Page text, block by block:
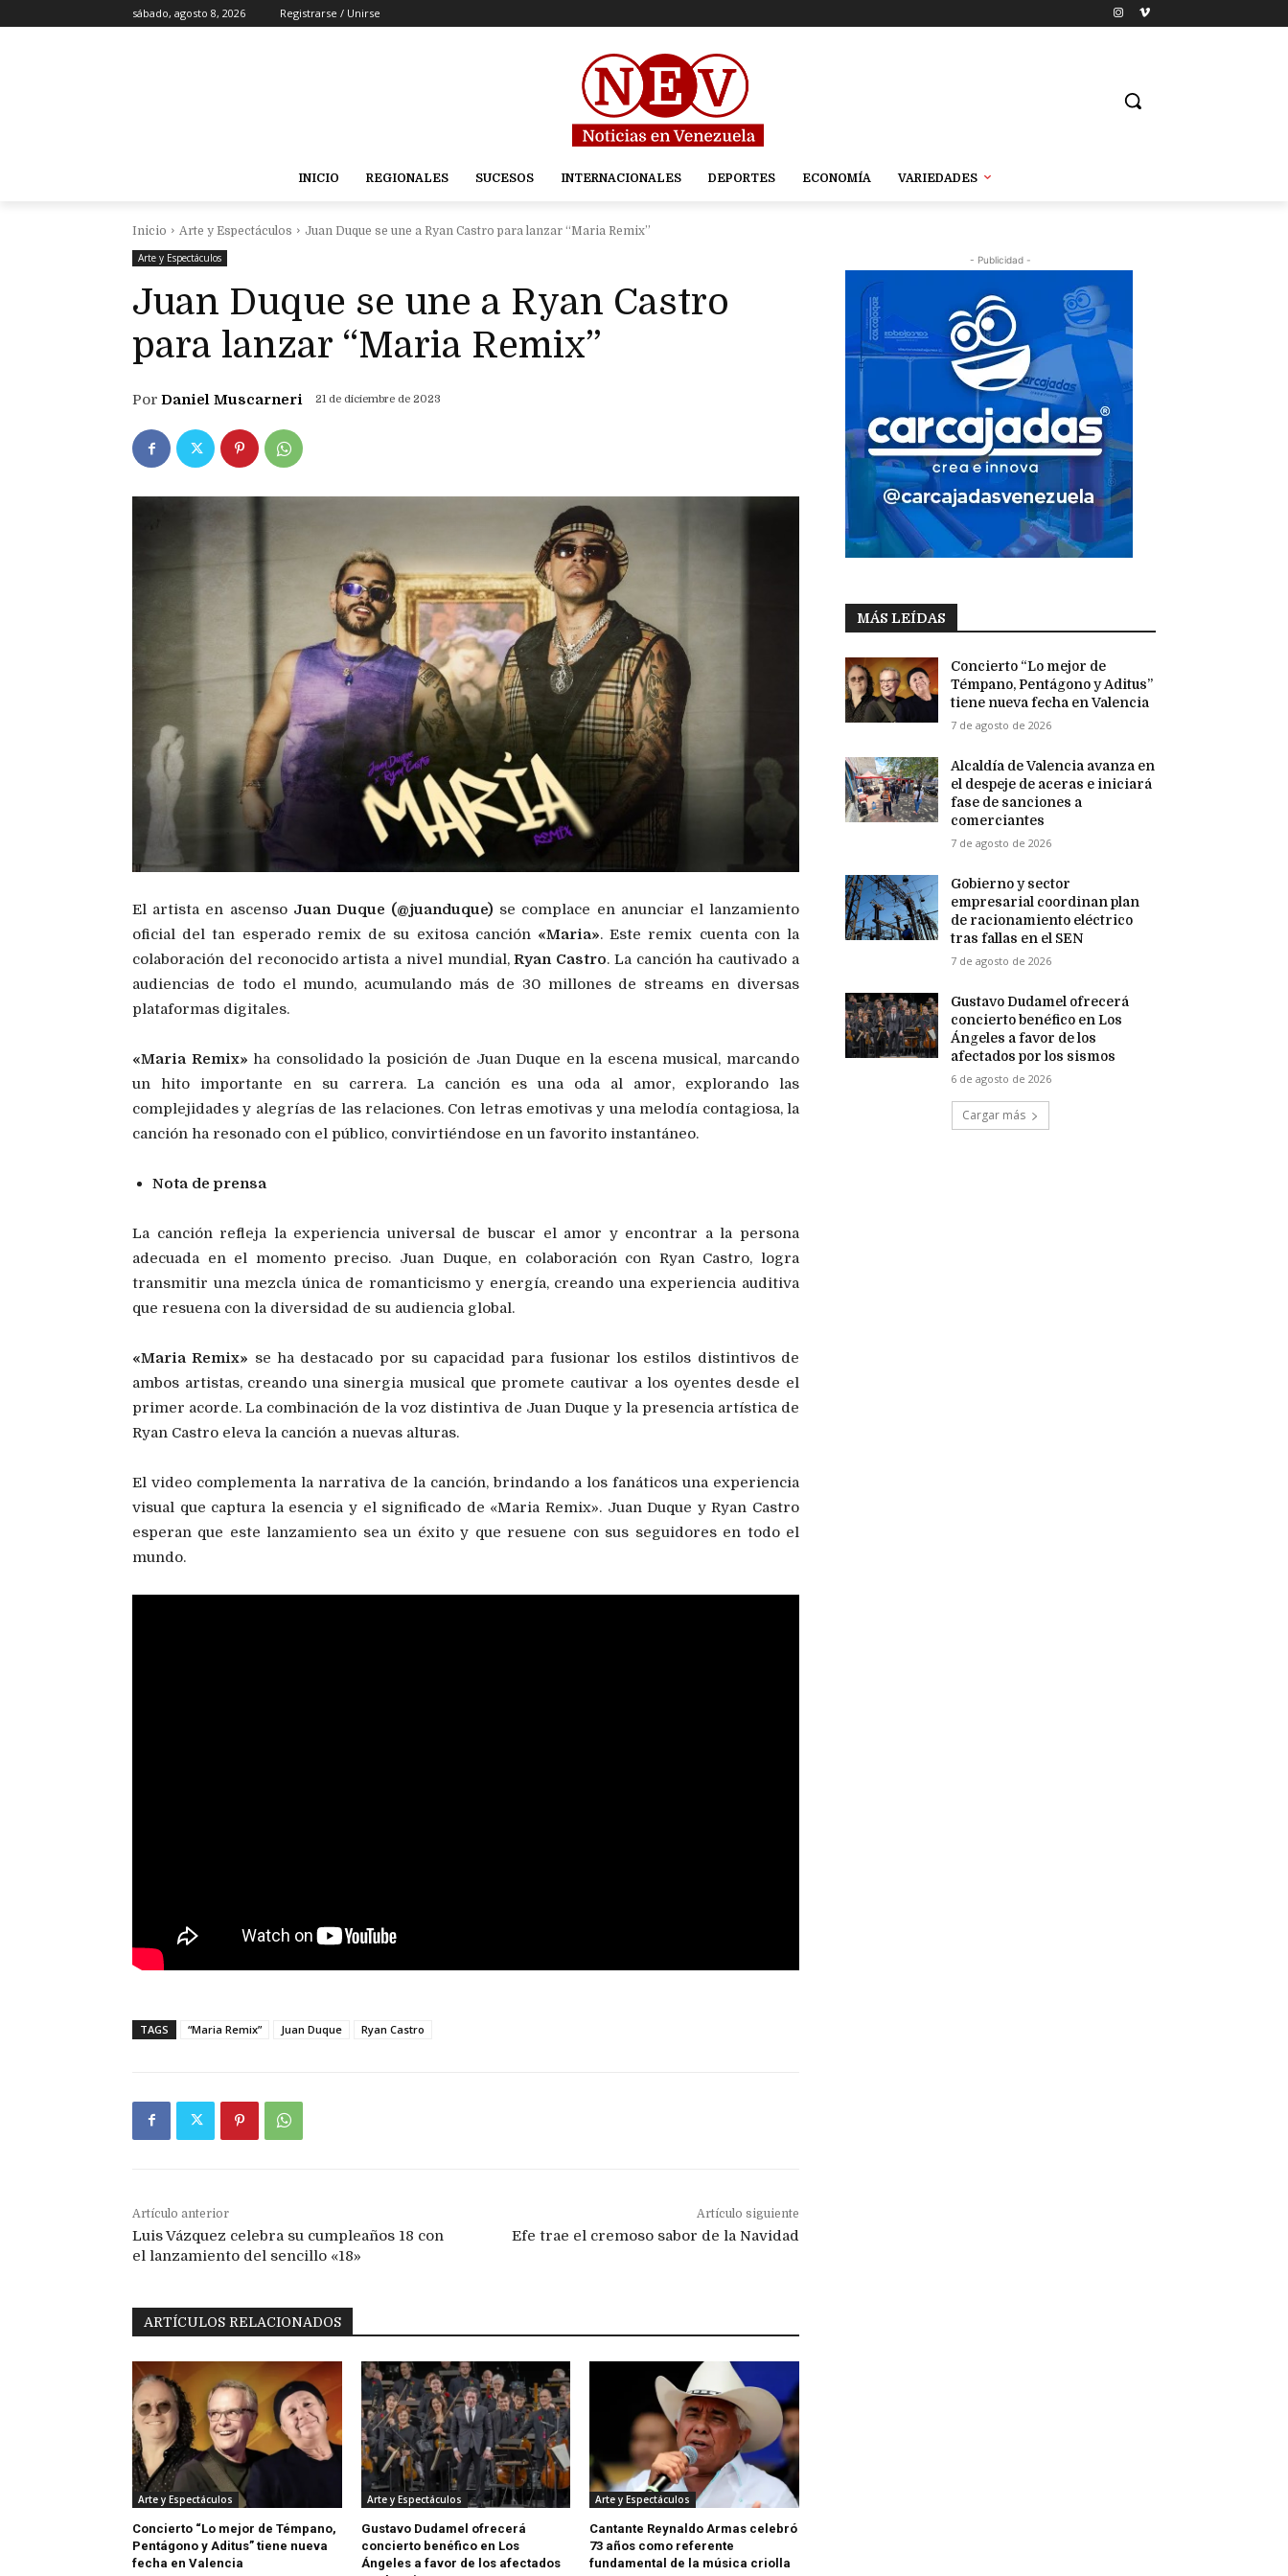
sábado, agosto 8, 2026 Registrarse / Unirse
INICIO REGIONALES SUCESOS INTERNACIONALES DEPORTES ECONOMÍA VARIEDADES
Inicio Arte y Espectáculos
Juan Duque se une a Ryan Castro para lanzar “Maria Remix”
Arte y Espectáculos
Juan Duque se une a Ryan Castro
para lanzar “Maria Remix”
Por Daniel Muscarneri 21 de diciembre de 2023
El artista en ascenso Juan Duque (@juanduque) se complace en anunciar el lanzamiento
oficial del tan esperado remix de su exitosa canción «Maria». Este remix cuenta con la
colaboración del reconocido artista a nivel mundial,Ryan Castro. La canción ha cautivado a
audiencias de todo el mundo, acumulando más de 30 millones de streams en diversas
plataformas digitales.
«Maria Remix» ha consolidado la posición de Juan Duque en la escena musical, marcando
un hito importante en su carrera. La canción es una oda al amor, explorando las
complejidades y alegrías de las relaciones. Con letras emotivas y una melodía contagiosa, la
canción ha resonado con el público, convirtiéndose en un favorito instantáneo.
Nota de prensa
La canción refleja la experiencia universal de buscar el amor y encontrar a la persona
adecuada en el momento preciso. Juan Duque, en colaboración con Ryan Castro, logra
transmitir una mezcla única de romanticismo y energía, creando una experiencia auditiva
que resuena con la diversidad de su audiencia global.
«Maria Remix» se ha destacado por su capacidad para fusionar los estilos distintivos de
ambos artistas, creando una sinergia musical que promete cautivar a los oyentes desde el
primer acorde. La combinación de la voz distintiva de Juan Duque y la presencia artística de
Ryan Castro eleva la canción a nuevas alturas.
El video complementa la narrativa de la canción, brindando a los fanáticos una experiencia
visual que captura la esencia y el significado de «Maria Remix». Juan Duque y Ryan Castro
esperan que este lanzamiento sea un éxito y que resuene con sus seguidores en todo el
mundo.
TAGS “Maria Remix” Juan Duque Ryan Castro
Artículo anterior
Luis Vázquez celebra su cumpleaños 18 con
el lanzamiento del sencillo «18»
Artículo siguiente
Efe trae el cremoso sabor de la Navidad
ARTÍCULOS RELACIONADOS
Arte y Espectáculos
Concierto “Lo mejor de Témpano,
Pentágono y Aditus” tiene nueva
fecha en Valencia
Arte y Espectáculos
Gustavo Dudamel ofrecerá
concierto benéfico en Los
Ángeles a favor de los afectados
Arte y Espectáculos
Cantante Reynaldo Armas celebró
73 años como referente
fundamental de la música criolla
- Publicidad -
MÁS LEÍDAS
Concierto “Lo mejor de
Témpano, Pentágono y Aditus”
tiene nueva fecha en Valencia
7 de agosto de 2026
Alcaldía de Valencia avanza en
el despeje de aceras e iniciará
fase de sanciones a
comerciantes
7 de agosto de 2026
Gobierno y sector
empresarial coordinan plan
de racionamiento eléctrico
tras fallas en el SEN
7 de agosto de 2026
Gustavo Dudamel ofrecerá
concierto benéfico en Los
Ángeles a favor de los
afectados por los sismos
6 de agosto de 2026
Cargar más